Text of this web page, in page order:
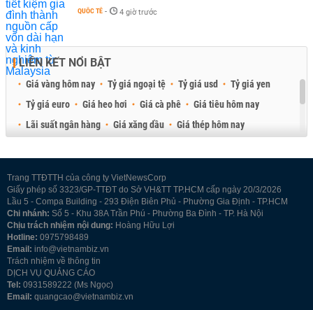
QUỐC TẾ - 4 giờ trước
LIÊN KẾT NỔI BẬT
Giá vàng hôm nay Tỷ giá ngoại tệ Tỷ giá usd
Tỷ giá yen
Tỷ giá euro
Giá heo hơi Giá cà phê
Giá tiêu hôm nay
Lãi suất ngân hàng
Giá xăng dầu
Giá thép hôm nay
Trang TTĐTTH của công ty VietNewsCorp
Giấy phép số 3323/GP-TTĐT do Sở VH&TT TP.HCM cấp ngày 20/3/2026
Lầu 5 - Compa Building - 293 Điện Biên Phủ - Phường Gia Định - TP.HCM
Chi nhánh: Số 5 - Khu 38A Trần Phú - Phường Ba Đình - TP. Hà Nội
Chịu trách nhiệm nội dung: Hoàng Hữu Lợi
Hotline: 0975798489
Email: info@vietnambiz.vn
Trách nhiệm về thông tin
DỊCH VỤ QUẢNG CÁO
Tel: 0931589222 (Ms Ngọc)
Email: quangcao@vietnambiz.vn